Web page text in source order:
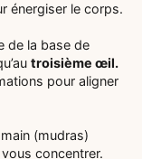
énergiser le corps.
de la base de
troisième œil.
pour aligner
(mudras)
concentrer.